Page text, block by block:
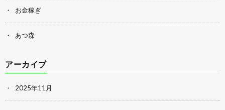
お金稼ぎ
あつ森
アーカイブ
2025年11月